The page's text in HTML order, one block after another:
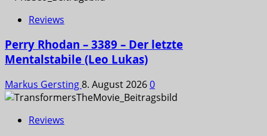
Reviews
Perry Rhodan – 3389 – Der letzte
Mentalstabile (Leo Lukas)
Markus Gersting8. August 20260
Reviews